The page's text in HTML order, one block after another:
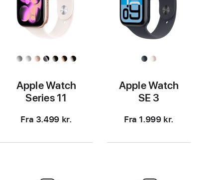
Apple Watch
Series 11
Fra 3.499 kr.
Apple Watch
SE 3
Fra 1.999 kr.